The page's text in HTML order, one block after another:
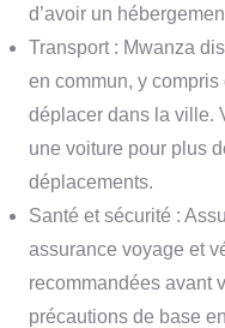
d’avoir un
Transport : Mwanza
en commun, y
déplacer dans la ville.
une voiture pour plus
déplacements.
Santé et sécurité :
assurance voyage et
recommandées avant
précautions de base